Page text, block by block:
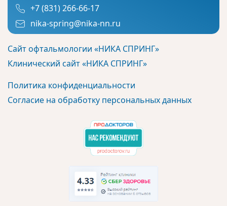
+7 (831) 266-66-17
nika-spring@nika-nn.ru
Сайт офтальмологии «НИКА СПРИНГ»
Клинический сайт «НИКА СПРИНГ»
Политика конфиденциальности
Согласие на обработку персональных данных